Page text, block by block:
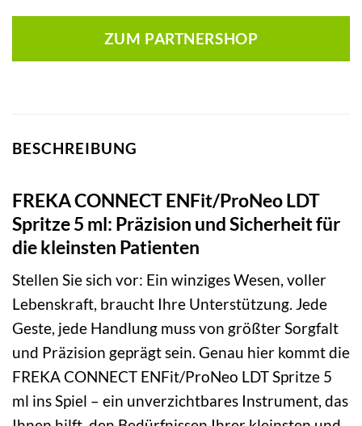
ZUM PARTNERSHOP
BESCHREIBUNG
FREKA CONNECT ENFit/ProNeo LDT
Spritze 5 ml: Präzision und Sicherheit für
die kleinsten Patienten
Stellen Sie sich vor: Ein winziges Wesen, voller
Lebenskraft, braucht Ihre Unterstützung. Jede
Geste, jede Handlung muss von größter Sorgfalt
und Präzision geprägt sein. Genau hier kommt die
FREKA CONNECT ENFit/ProNeo LDT Spritze 5
ml ins Spiel – ein unverzichtbares Instrument, das